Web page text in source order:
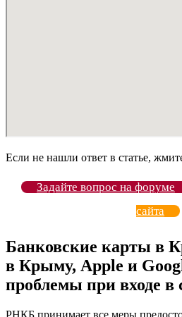
Если не нашли ответ в статье,
Задайте вопрос на форуме
сайта
Банковские карты в
в Крыму, Apple и
проблемы при входе в
РНКБ принимает все меры